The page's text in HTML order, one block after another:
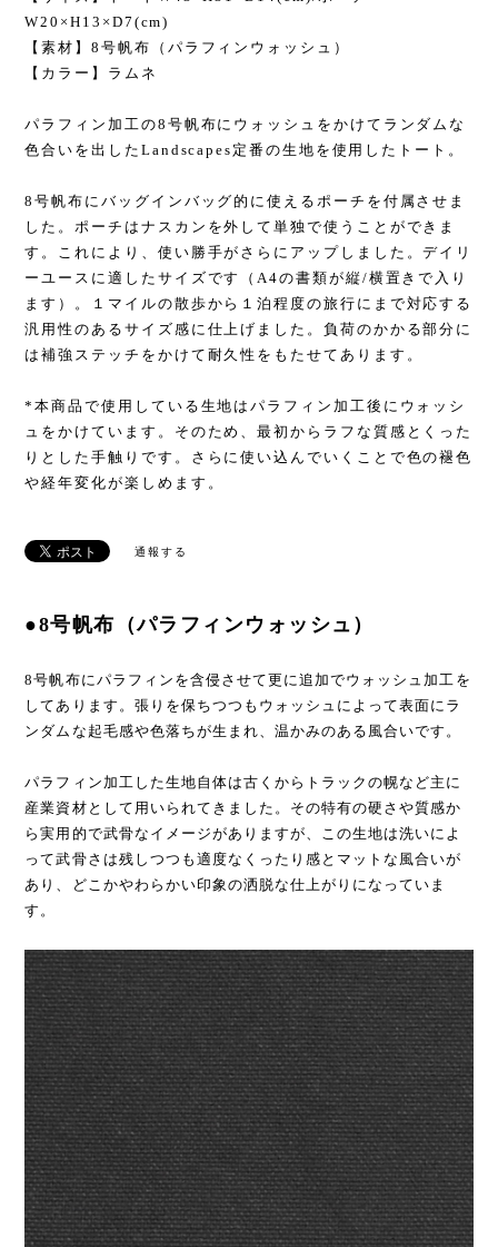
W20×H13×D7(cm)
【素材】8号帆布（パラフィンウォッシュ）
【カラー】ラムネ
パラフィン加工の8号帆布にウォッシュをかけてランダムな
色合いを出したLandscapes定番の生地を使用したトート。
8号帆布にバッグインバッグ的に使えるポーチを付属させま
した。ポーチはナスカンを外して単独で使うことができま
す。これにより、使い勝手がさらにアップしました。デイリ
ーユースに適したサイズです（A4の書類が縦/横置きで入り
ます）。１マイルの散歩から１泊程度の旅行にまで対応する
汎用性のあるサイズ感に仕上げました。負荷のかかる部分に
は補強ステッチをかけて耐久性をもたせてあります。
*本商品で使用している生地はパラフィン加工後にウォッシ
ュをかけています。そのため、最初からラフな質感とくった
りとした手触りです。さらに使い込んでいくことで色の褪色
や経年変化が楽しめます。
通報する
●8号帆布（パラフィンウォッシュ）
8号帆布にパラフィンを含侵させて更に追加でウォッシュ加工を
してあります。張りを保ちつつもウォッシュによって表面にラ
ンダムな起毛感や色落ちが生まれ、温かみのある風合いです。
パラフィン加工した生地自体は古くからトラックの幌など主に
産業資材として用いられてきました。その特有の硬さや質感か
ら実用的で武骨なイメージがありますが、この生地は洗いによ
って武骨さは残しつつも適度なくったり感とマットな風合いが
あり、どこかやわらかい印象の洒脱な仕上がりになっていま
す。